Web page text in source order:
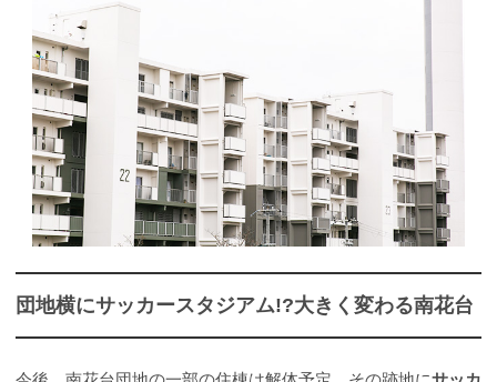
団地横にサッカースタジアム!?大きく変わる南花台